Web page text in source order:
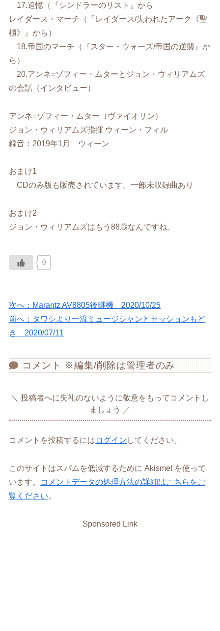
17.追憶（『シンドラーのリスト』から
レイダース・マーチ（『レイダース/失われたアーク《聖
櫃》』から）
18.帝国のマーチ（『スター・ウォーズ/帝国の逆襲』か
ら）
20.アンネ=ゾフィー・ムターとジョン・ウィリアムズ
の会話（インタビュー）
アンネ=ゾフィー・ムター（ヴァイオリン）
ジョン・ウィリアムズ指揮 ウィーン・フィル
録音：2019年1月 ウィーン
おまけ1
CDのみ版も販売されています。一部未収録曲あり
おまけ2
ジョン・ウィリアムズはもう88歳なんですね。
0
次へ：Marantz AV8805後継機 2020/10/25
前へ：タワシより一流ミュージシャンとセッションもど
き 2020/07/11
コメント ※編集/削除は管理者のみ
投稿者へに失礼のないように敬意をもってコメントし
ましょう
コメントを投稿するには ログイン してください。
このサイトはスパムを低減するために Akismet を使って
います。
コメントデータの処理方法の詳細はこちらをご
覧ください。
Sponsored Link